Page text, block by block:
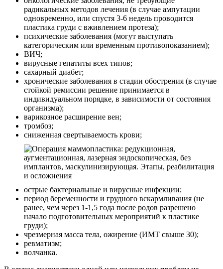
радикальных методов лечения (в случае ампутации
одновременно, или спустя 3-6 недель проводится
пластика груди с вживлением протеза);
психические заболевания (могут выступать
категорическим или временным противопоказанием);
ВИЧ;
вирусные гепатиты всех типов;
сахарный диабет;
хронические заболевания в стадии обострения (в случае
стойкой ремиссии решение принимается в
индивидуальном порядке, в зависимости от состояния
организма);
варикозное расширение вен;
тромбоз;
сниженная свертываемость крови;
острые бактериальные и вирусные инфекции;
период беременности и грудного вскармливания (не
ранее, чем через 1-1,5 года после родов разрешено
начало подготовительных мероприятий к пластике
груди);
чрезмерная масса тела, ожирение (ИМТ свыше 30);
ревматизм;
волчанка.